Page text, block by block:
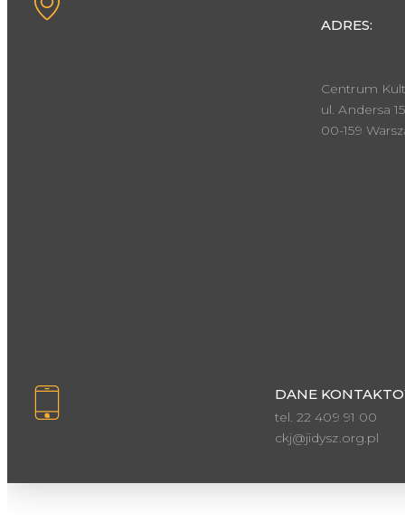
ADRES:
Centrum
ul. Andersa
00-159
DANE
tel. 22 409 91 00
ckj@jidysz.org.pl